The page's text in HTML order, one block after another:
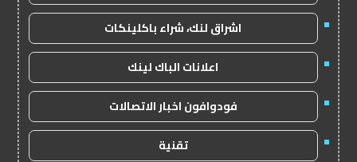
اشراق لنك، شراء باكلينكات
اعلانات الباك لينك
فودوافون اخبار الاتصالات
تقنية